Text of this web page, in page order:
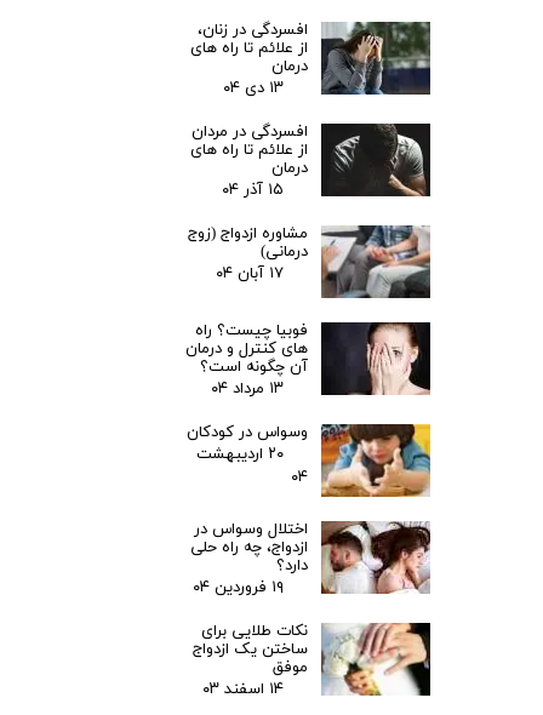
افسردگی در زنان،
از علائم تا راه های
درمان
۱۳ دی ۰۴
افسردگی در مردان
از علائم تا راه های
درمان
۱۵ آذر ۰۴
مشاوره ازدواج (زوج
درمانی)
۱۷ آبان ۰۴
فوبیا چیست؟ راه
های کنترل و درمان
آن چگونه است؟
۱۳ مرداد ۰۴
وسواس در کودکان
۲۰ اردیبهشت
۰۴
اختلال وسواس در
ازدواج، چه راه حلی
دارد؟
۱۹ فروردین ۰۴
نکات طلایی برای
ساختن یک ازدواج
موفق
۱۴ اسفند ۰۳